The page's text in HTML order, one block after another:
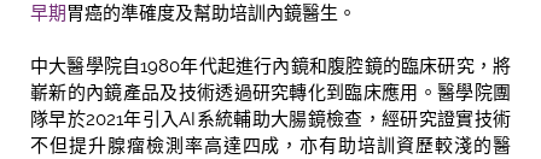
早期胃癌的準確度及幫助培訓內鏡醫生。
中大醫學院自1980年代起進行內鏡和腹腔鏡的臨床研究，將
嶄新的內鏡產品及技術透過研究轉化到臨床應用。醫學院團
隊早於2021年引入AI系統輔助大腸鏡檢查，經研究證實技術
不但提升腺瘤檢測率高達四成，亦有助培訓資歷較淺的醫